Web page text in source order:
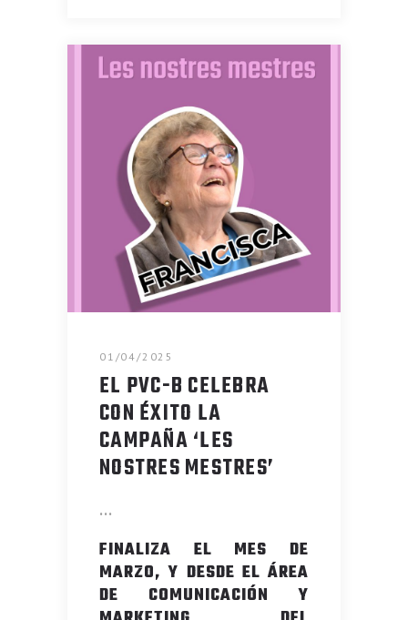
01/04/2025
EL PVC-B CELEBRA
CON ÉXITO LA
CAMPAÑA ‘LES
NOSTRES MESTRES’
FINALIZA EL MES DE
MARZO, Y DESDE EL ÁREA
DE COMUNICACIÓN Y